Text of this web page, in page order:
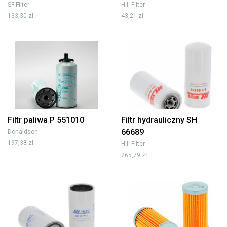
SF Filter
133,30 zł
Hifi Filter
43,21 zł
Filtr paliwa P 551010
Donaldson
197,38 zł
Filtr hydrauliczny SH
66689
Hifi Filter
265,79 zł